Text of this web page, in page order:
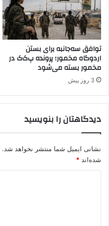
ن
مت
ر
ر
ی
س
ت
توافق سه‌جانبه برای بستن
اردوگاه مخمور؛ پرونده پ‌ک‌ک در
مخمور بسته می‌شود
3 روز پیش
دیدگاهتان را بنویسید
نشانی ایمیل شما منتشر نخواهد شد.
شده‌اند *